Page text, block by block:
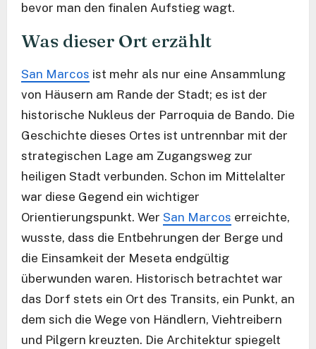
bevor man den finalen Aufstieg wagt.
Was dieser Ort erzählt
San Marcos ist mehr als nur eine Ansammlung
von Häusern am Rande der Stadt; es ist der
historische Nukleus der Parroquia de Bando. Die
Geschichte dieses Ortes ist untrennbar mit der
strategischen Lage am Zugangsweg zur
heiligen Stadt verbunden. Schon im Mittelalter
war diese Gegend ein wichtiger
Orientierungspunkt. Wer San Marcos erreichte,
wusste, dass die Entbehrungen der Berge und
die Einsamkeit der Meseta endgültig
überwunden waren. Historisch betrachtet war
das Dorf stets ein Ort des Transits, ein Punkt, an
dem sich die Wege von Händlern, Viehtreibern
und Pilgern kreuzten. Die Architektur spiegelt